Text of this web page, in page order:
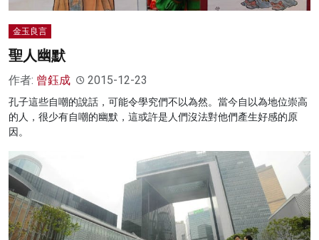
金玉良言
聖人幽默
作者: 曾鈺成 2015-12-23
孔子這些自嘲的說話，可能令學究們不以為然。當今自以為地位崇高
的人，很少有自嘲的幽默，這或許是人們沒法對他們產生好感的原
因。